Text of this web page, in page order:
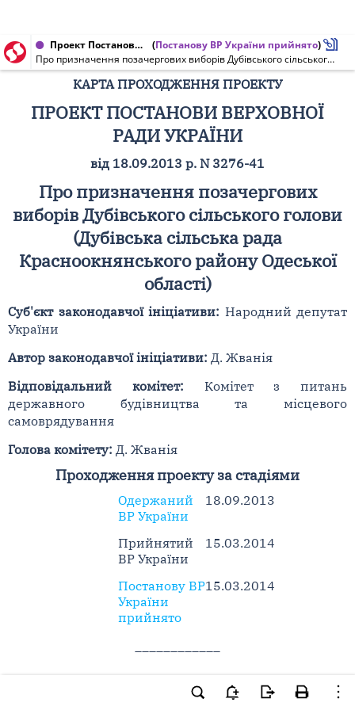
Проект Постанови Верховної Ради України від 15.03.2014 № 3276-41 (Постанову ВР України прийнято)
Про призначення позачергових виборів Дубівського сільського голови (Дубівська сільська рада Красноокнянського району Одеської області)